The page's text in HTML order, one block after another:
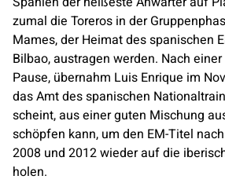
zumal die Toreros in der
Mames, der Heimat des spanischen
Bilbao, austragen werden. Nach
Pause, übernahm Luis Enrique im
das Amt des spanischen
scheint, aus einer guten Mischung
schöpfen kann, um den EM-Titel
2008 und 2012 wieder auf die
holen.